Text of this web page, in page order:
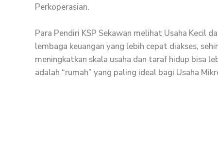
Perkoperasian.
Para Pendiri KSP Sekawan melihat Usaha Kecil
lembaga keuangan yang lebih cepat diakses,
meningkatkan skala usaha dan taraf hidup bisa
adalah “rumah” yang paling ideal bagi Usaha